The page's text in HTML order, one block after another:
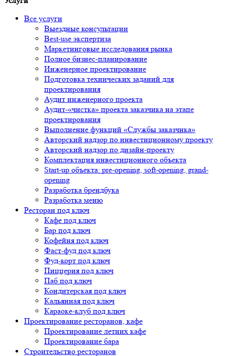
Все услуги
Выездные консультации
Best-use экспертиза
Маркетинговые исследования рынка
Полное бизнес-планирование
Инженерное проектирование
Подготовка технических заданий для
проектирования
Аудит инженерного проекта
Аудит-«чистка» проекта заказчика на этапе
проектирования
Выполнение функций «Службы заказчика»
Авторский надзор по инвестиционному проекту
Авторский надзор по дизайн-проекту
Комплектация инвестиционного объекта
Start-up объекта: pre-opening, soft-opening, grand-
opening
Разработка брендбука
Разработка меню
Ресторан под ключ
Кафе под ключ
Бар под ключ
Кофейня под ключ
Фаст-фуд под ключ
Фуд-корт под ключ
Пиццерия под ключ
Паб под ключ
Кондитерская под ключ
Кальянная под ключ
Караоке-клуб под ключ
Проектирование ресторанов, кафе
Проектирование летних кафе
Проектирование бара
Строительство ресторанов